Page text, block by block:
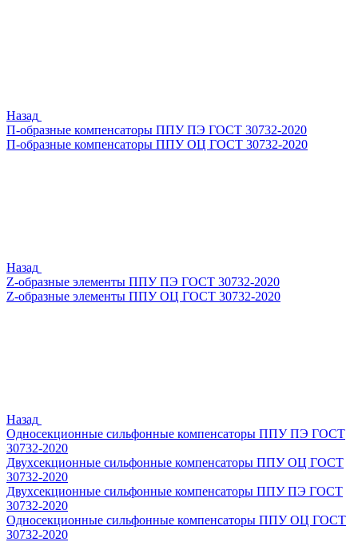
Назад
П-образные компенсаторы ППУ ПЭ ГОСТ 30732-2020
П-образные компенсаторы ППУ ОЦ ГОСТ 30732-2020
Назад
Z-образные элементы ППУ ПЭ ГОСТ 30732-2020
Z-образные элементы ППУ ОЦ ГОСТ 30732-2020
Назад
Односекционные сильфонные компенсаторы ППУ ПЭ ГОСТ
30732-2020
Двухсекционные сильфонные компенсаторы ППУ ОЦ ГОСТ
30732-2020
Двухсекционные сильфонные компенсаторы ППУ ПЭ ГОСТ
30732-2020
Односекционные сильфонные компенсаторы ППУ ОЦ ГОСТ
30732-2020